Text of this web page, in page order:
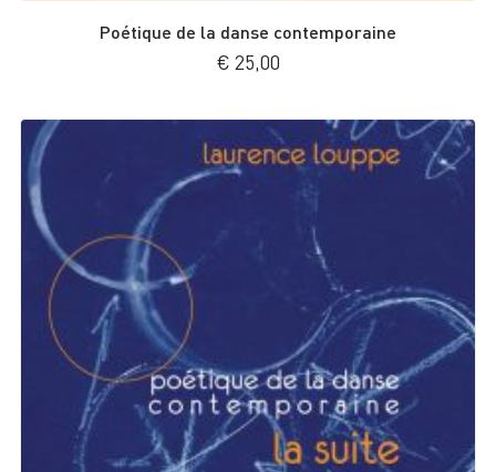
Poétique de la danse contemporaine
€ 25,00